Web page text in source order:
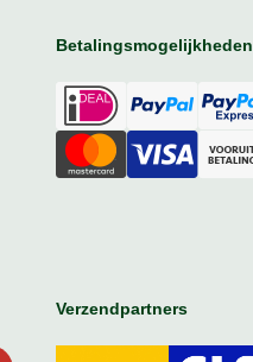
Betalingsmogelijkheden
Verzendpartners